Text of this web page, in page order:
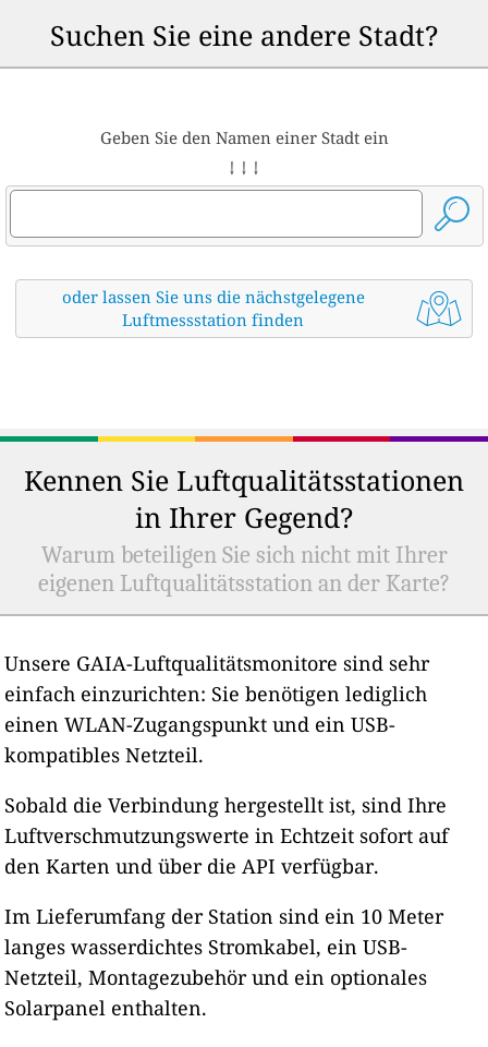
Suchen Sie eine andere Stadt?
Geben Sie den Namen einer Stadt ein
↓ ↓ ↓
oder lassen Sie uns die nächstgelegene
Luftmessstation finden
Kennen Sie Luftqualitätsstationen
in Ihrer Gegend?
Warum beteiligen Sie sich nicht mit Ihrer
eigenen Luftqualitätsstation an der Karte?
Unsere GAIA-Luftqualitätsmonitore sind sehr
einfach einzurichten: Sie benötigen lediglich
einen WLAN-Zugangspunkt und ein USB-
kompatibles Netzteil.
Sobald die Verbindung hergestellt ist, sind Ihre
Luftverschmutzungswerte in Echtzeit sofort auf
den Karten und über die API verfügbar.
Im Lieferumfang der Station sind ein 10 Meter
langes wasserdichtes Stromkabel, ein USB-
Netzteil, Montagezubehör und ein optionales
Solarpanel enthalten.